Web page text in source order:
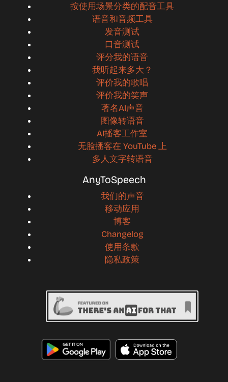
按使用场景分类的配音工具
语音和音频工具
发音测试
口音测试
评分我的语音
我听起来多大？
评价我的歌唱
评价我的笑声
著名AI声音
图像转语音
AI播客工作室
无脸播客在 YouTube 上
多人文字转语音
AnyToSpeech
我们的声音
移动应用
博客
Changelog
使用条款
隐私政策